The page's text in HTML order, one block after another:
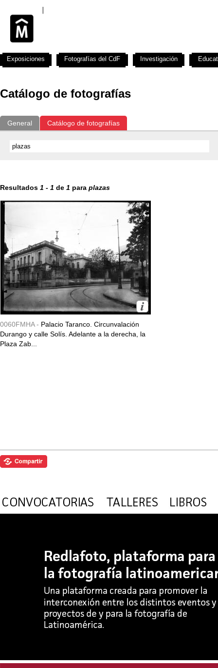
Catálogo de fotografías
General Catálogo de fotografías
Resultados 1 - 1 de 1 para plazas
0060FMHA - Palacio Taranco. Circunvalación
Durango y calle Solís. Adelante a la derecha, la
Plaza Zab...
Exposiciones Fotografías del CdF Investigación